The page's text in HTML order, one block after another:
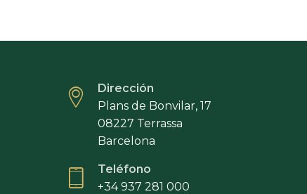
INCORPORA
VILASANJUAN
PARA
LIDERAR
UNA
NUEVA
ETAPA
PATROCINIO
Y
Dirección
Plans de Bonvilar, 17
08227 Terrassa
Barcelona
Teléfono
+34 937 281 000